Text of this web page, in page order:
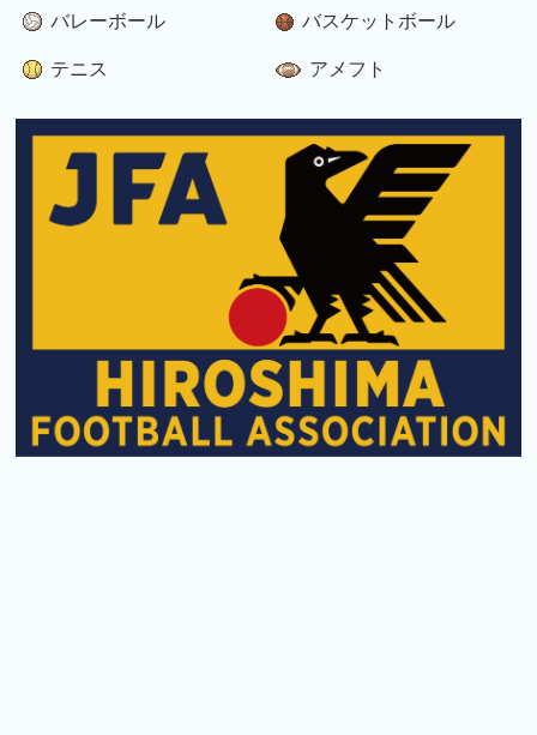
バレーボール バスケットボール
テニス アメフト